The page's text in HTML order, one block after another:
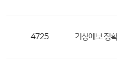
4725 기상예보 정